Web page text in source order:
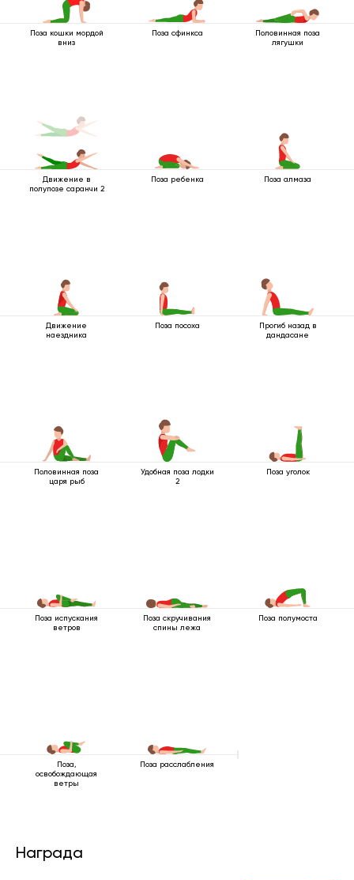
Поза кошки мордой
вниз
Поза сфинкса
Половинная поза
лягушки
Движение в
полупозе саранчи 2
Поза ребенка Поза алмаза
Движение
наездника
Поза посоха
Прогиб назад в
дандасане
Половинная поза
царя рыб
Удобная поза лодки
2
Поза уголок
Поза испускания
ветров
Поза скручивания
спины лежа
Поза полумоста
Поза,
освобождающая
ветры
Поза расслабления
Награда